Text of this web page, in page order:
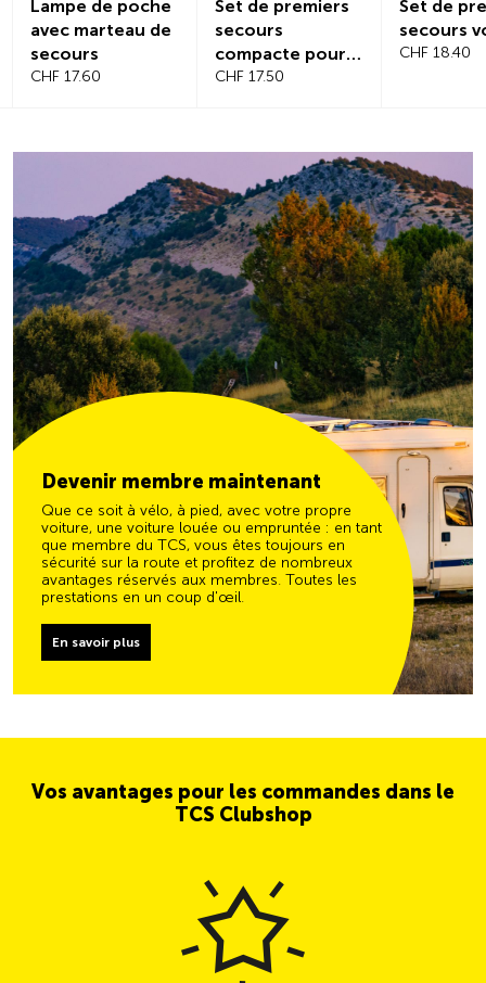
Set de premiers
secours
compacte pour
voyage
CHF 17.50
Set de premiers
secours voiture
CHF 18.40
pare-
Devenir membre maintenant
Que ce soit à vélo, à pied, avec votre propre
voiture, une voiture louée ou empruntée : en tant
que membre du TCS, vous êtes toujours en
sécurité sur la route et profitez de nombreux
avantages réservés aux membres. Toutes les
prestations en un coup d'œil.
En savoir plus
Vos avantages pour les commandes dans le
TCS Clubshop